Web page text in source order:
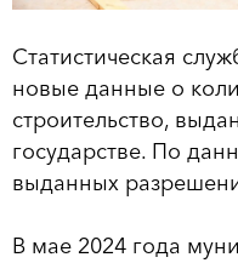
Статистическая
новые данные о
строительство,
государстве. По
выданных
В мае 2024 года